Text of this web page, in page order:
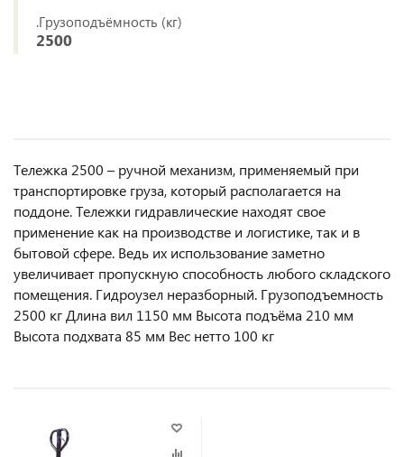
.Грузоподъёмность (кг)
2500
Тележка 2500 – ручной механизм, применяемый при
транспортировке груза, который располагается на
поддоне. Тележки гидравлические находят свое
применение как на производстве и логистике, так и в
бытовой сфере. Ведь их использование заметно
увеличивает пропускную способность любого складского
помещения. Гидроузел неразборный. Грузоподъемность
2500 кг Длина вил 1150 мм Высота подъёма 210 мм
Высота подхвата 85 мм Вес нетто 100 кг